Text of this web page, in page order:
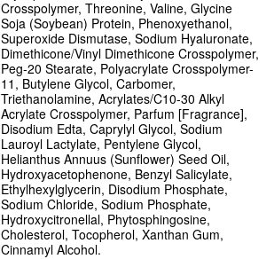
Crosspolymer, Threonine, Valine, Glycine
Soja (Soybean) Protein, Phenoxyethanol,
Superoxide Dismutase, Sodium Hyaluronate,
Dimethicone/Vinyl Dimethicone Crosspolymer,
Peg-20 Stearate, Polyacrylate Crosspolymer-
11, Butylene Glycol, Carbomer,
Triethanolamine, Acrylates/C10-30 Alkyl
Acrylate Crosspolymer, Parfum [Fragrance],
Disodium Edta, Caprylyl Glycol, Sodium
Lauroyl Lactylate, Pentylene Glycol,
Helianthus Annuus (Sunflower) Seed Oil,
Hydroxyacetophenone, Benzyl Salicylate,
Ethylhexylglycerin, Disodium Phosphate,
Sodium Chloride, Sodium Phosphate,
Hydroxycitronellal, Phytosphingosine,
Cholesterol, Tocopherol, Xanthan Gum,
Cinnamyl Alcohol.